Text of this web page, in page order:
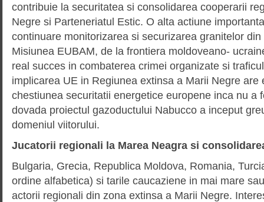
contribuie la securitatea si consolidarea cooperarii
Negre si Parteneriatul Estic. O alta actiune
continuare monitorizarea si securizarea granitelor
Misiunea EUBAM, de la frontiera moldoveano-
real succes in combaterea crimei organizate si
implicarea UE in Regiunea extinsa a Marii Negre are
chestiunea securitatii energetice europene inca nu a
dovada proiectul gazoductului Nabucco a inceput
domeniul viitorului.
Jucatorii regionali la Marea Neagra si
Bulgaria, Grecia, Republica Moldova, Romania,
ordine alfabetica) si tarile caucaziene in mai mare
actorii regionali din zona extinsa a Marii Negre.